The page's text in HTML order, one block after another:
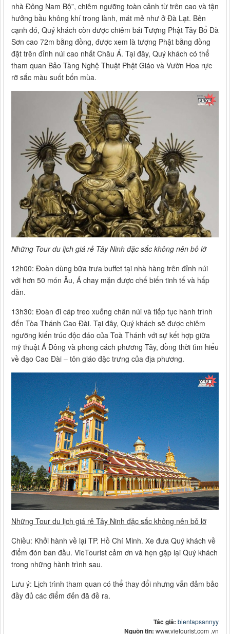
nhà Đông Nam Bộ”, chiêm ngưỡng toàn cảnh từ trên cao và tận
hưởng bầu không khí trong lành, mát mẻ như ở Đà Lạt. Bên
cạnh đó, Quý khách còn được chiêm bái Tượng Phật Tây Bổ Đà
Sơn cao 72m bằng đồng, được xem là tượng Phật bằng đồng
đặt trên đỉnh núi cao nhất Châu Á. Tại đây, Quý khách có thể
tham quan Bảo Tàng Nghệ Thuật Phật Giáo và Vườn Hoa rực
rỡ sắc màu suốt bốn mùa.
Những Tour du lịch giá rẻ Tây Ninh đặc sắc không nên bỏ lỡ
12h00: Đoàn dùng bữa trưa buffet tại nhà hàng trên đỉnh núi
với hơn 50 món Âu, Á chay mặn được chế biến tinh tế và hấp
dẫn.
13h30: Đoàn đi cáp treo xuống chân núi và tiếp tục hành trình
đến Tòa Thánh Cao Đài. Tại đây, Quý khách sẽ được chiêm
ngưỡng kiến trúc độc đáo của Toà Thánh với sự kết hợp giữa
mỹ thuật Á Đông và phong cách phương Tây, đồng thời tìm hiểu
về đạo Cao Đài – tôn giáo đặc trưng của địa phương.
Những Tour du lịch giá rẻ Tây Ninh đặc sắc không nên bỏ lỡ
Chiều: Khởi hành về lại TP. Hồ Chí Minh. Xe đưa Quý khách về
điểm đón ban đầu. VieTourist cảm ơn và hẹn gặp lại Quý khách
trong những hành trình sau.
Lưu ý: Lịch trình tham quan có thể thay đổi nhưng vẫn đảm bảo
đầy đủ các điểm đến đã đề ra.
Tác giả: bientapsannyy
Nguồn tin: www.vietourist.com .vn